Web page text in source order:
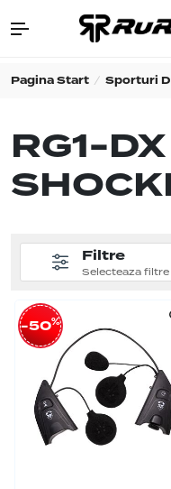
Pagina Start Sporturi
RG1-DX
Filtre
Selecteaza filtre
-50%